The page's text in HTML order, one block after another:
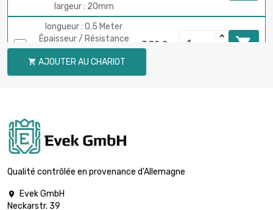
largeur : 20mm
longueur : 0.5 Meter
Épaisseur / Résistance
: 0.5mm
largeur : 25mm
3,89 € 
longueur : 0.5 Meter
Épaisseur / Résistance
largeur : 25mm
longueur : 1 Meter
 AJOUTER AU CHARIOT
Qualité contrôlée en provenance d'Allemagne

Evek GmbH
Neckarstr. 39